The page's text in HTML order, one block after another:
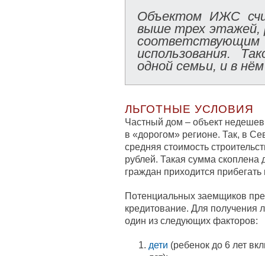
Объектом ИЖС
выше трех этажей,
использования.
одной семьи, и в
ЛЬГОТНЫЕ УСЛОВИЯ
Частный дом – объект
в «дорогом» регионе. Так, в
средняя стоимость
рублей. Такая сумма скоплена
граждан приходится прибегать
Потенциальных заемщиков
кредитование. Для получения
один из следующих факторов:
дети (ребенок до 6 лет